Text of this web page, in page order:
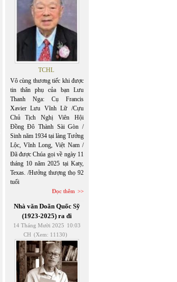
TCHL
Vô cùng thương tiếc khi được
tin thân phụ của bạn Lưu
Thanh Nga: Cụ Francis
Xavier Lưu Vĩnh Lữ /Cựu
Chủ Tịch Nghị Viên Hội
Đồng Đô Thành Sài Gòn /
Sinh năm 1934 tại làng Tưởng
Lộc, Vĩnh Long, Việt Nam /
Đã được Chúa gọi về ngày 11
tháng 10 năm 2025 tại Katy,
Texas. /Hưởng thượng thọ 92
tuổi
Đọc thêm
Nhà văn Doãn Quốc Sỹ
(1923-2025) ra đi
14 Tháng Mười 2025 10:03
CH (Xem: 11130)